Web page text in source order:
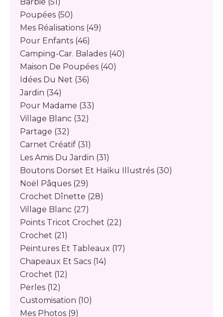
Poupées (50)
Mes Réalisations (49)
Pour Enfants (46)
Camping-Car. Balades (40)
Maison De Poupées (40)
Idées Du Net (36)
Jardin (34)
Pour Madame (33)
Village Blanc (32)
Partage (32)
Carnet Créatif (31)
Les Amis Du Jardin (31)
Boutons Dorset Et Haïku Illustrés (30)
Noël Pâques (29)
Crochet Dînette (28)
Village Blanc (27)
Points Tricot Crochet (22)
Crochet (21)
Peintures Et Tableaux (17)
Chapeaux Et Sacs (14)
Crochet (12)
Perles (12)
Customisation (10)
Mes Photos (9)